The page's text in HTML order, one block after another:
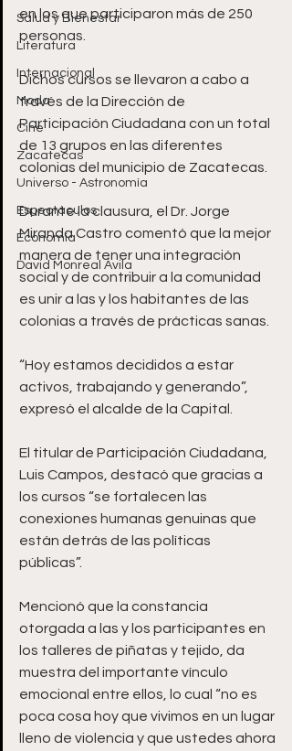
Salud y Bienestar
Literatura
Internacional
Moda
Cine
Zacatecas
Universo - Astronomía
Espectáculos
Economía
David Monreal Ávila
en los que participaron más de 250
personas.
Dichos cursos se llevaron a cabo a
través de la Dirección de
Participación Ciudadana con un total
de 13 grupos en las diferentes
colonias del municipio de Zacatecas.
Durante la clausura, el Dr. Jorge
Miranda Castro comentó que la mejor
manera de tener una integración
social y de contribuir a la comunidad
es unir a las y los habitantes de las
colonias a través de prácticas sanas.
“Hoy estamos decididos a estar
activos, trabajando y generando”,
expresó el alcalde de la Capital.
El titular de Participación Ciudadana,
Luis Campos, destacó que gracias a
los cursos “se fortalecen las
conexiones humanas genuinas que
están detrás de las políticas
públicas”.
Mencionó que la constancia
otorgada a las y los participantes en
los talleres de piñatas y tejido, da
muestra del importante vínculo
emocional entre ellos, lo cual “no es
poca cosa hoy que vivimos en un lugar
lleno de violencia y que ustedes ahora